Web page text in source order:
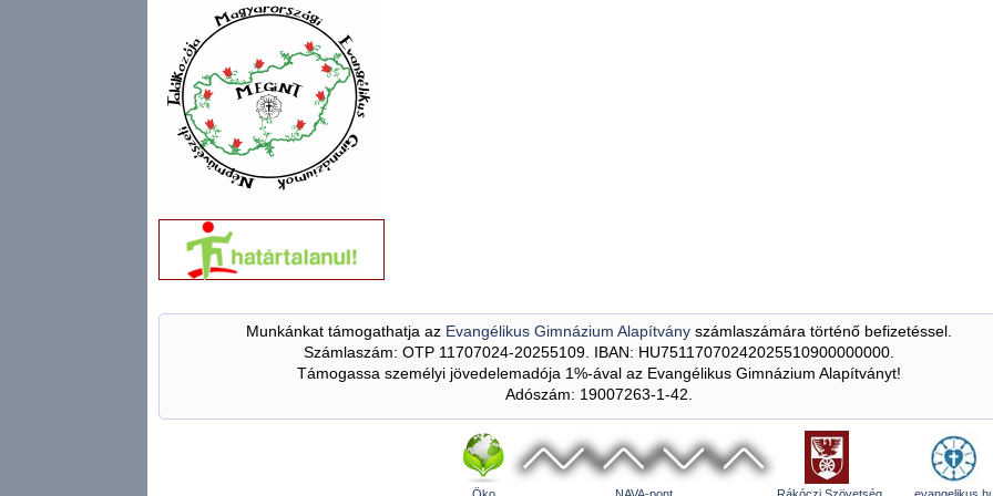
Munkánkat támogathatja az Evangélikus Gimnázium Alapítványszámlaszámára történő befizetéssel.
Számlaszám: OTP 11707024-20255109. IBAN: HU75117070242025510900000000.
Támogassa személyi jövedelemadója 1%-ával az Evangélikus Gimnázium Alapítványt!
Adószám: 19007263-1-42.